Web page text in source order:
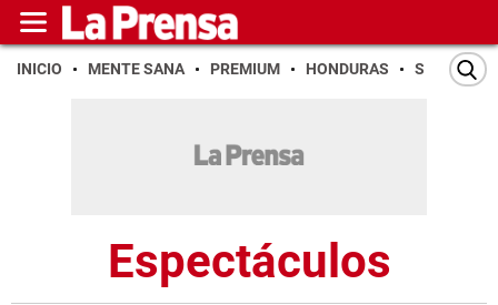
INICIO MENTE SANA PREMIUM HONDURAS SAN PEDRO
Espectáculos